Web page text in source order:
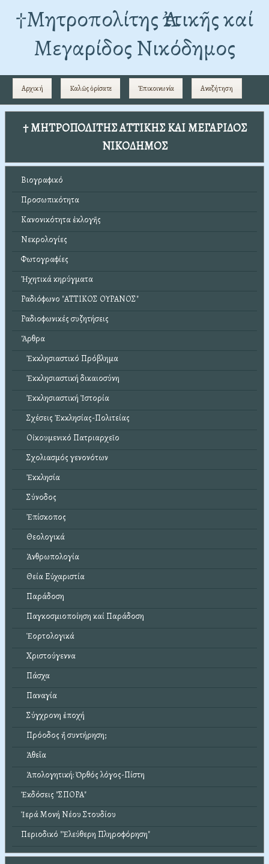
†Mητροπολίτης Ἀττικῆς καί
Μεγαρίδος Νικόδημος
Αρχική Καλῶς ὁρίσατε Ἐπικοινωνία Αναζήτηση
† ΜΗΤΡΟΠΟΛΙΤΗΣ ΑΤΤΙΚΗΣ ΚΑΙ ΜΕΓΑΡΙΔΟΣ
ΝΙΚΟΔΗΜΟΣ
Βιογραφικό
Προσωπικότητα
Κανονικότητα ἐκλογῆς
Νεκρολογίες
Φωτογραφίες
Ἠχητικά κηρύγματα
Ραδιόφωνο "ΑΤΤΙΚΟΣ ΟΥΡΑΝΟΣ"
Ραδιοφωνικές συζητήσεις
Ἄρθρα
Ἐκκλησιαστικό Πρόβλημα
Ἐκκλησιαστική δικαιοσύνη
Ἐκκλησιαστική Ἱστορία
Σχέσεις Ἐκκλησίας-Πολιτείας
Οἰκουμενικό Πατριαρχεῖο
Σχολιασμός γενονότων
Ἐκκλησία
Σύνοδος
Ἐπίσκοπος
Θεολογικά
Ἀνθρωπολογία
Θεία Εὐχαριστία
Παράδοση
Παγκοσμιοποίηση καί Παράδοση
Ἑορτολογικά
Χριστούγεννα
Πάσχα
Παναγία
Σύγχρονη ἐποχή
Πρόοδος ἤ συντήρηση;
Ἀθεΐα
Ἀπολογητική: Ὀρθός λόγος-Πίστη
Ἐκδόσεις "ΣΠΟΡΑ"
Ἱερά Μονή Νέου Στουδίου
Περιοδικό "Ἐλεύθερη Πληροφόρηση"